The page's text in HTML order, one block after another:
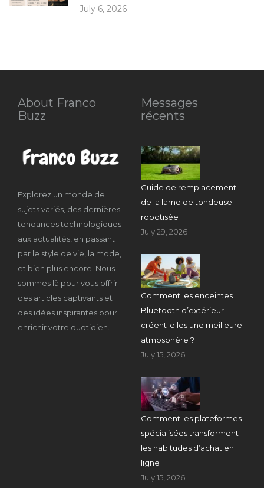
July 6, 2026
About Franco
Buzz
Explorez un monde de
sujets variés, des dernières
tendances technologiques
aux actualités, en passant
par le style de vie, la mode,
et bien plus encore. Nous
sommes là pour vous offrir
des articles captivants et
des idées inspirantes pour
enrichir votre quotidien.
Messages
récents
Guide de remplacement
de la lame de tondeuse
robotisée
July 29, 2026
Comment les enceintes
Bluetooth d’extérieur
créent-elles une meilleure
atmosphère ?
July 15, 2026
Comment les plateformes
spécialisées transforment
les habitudes d’achat en
ligne
July 15, 2026